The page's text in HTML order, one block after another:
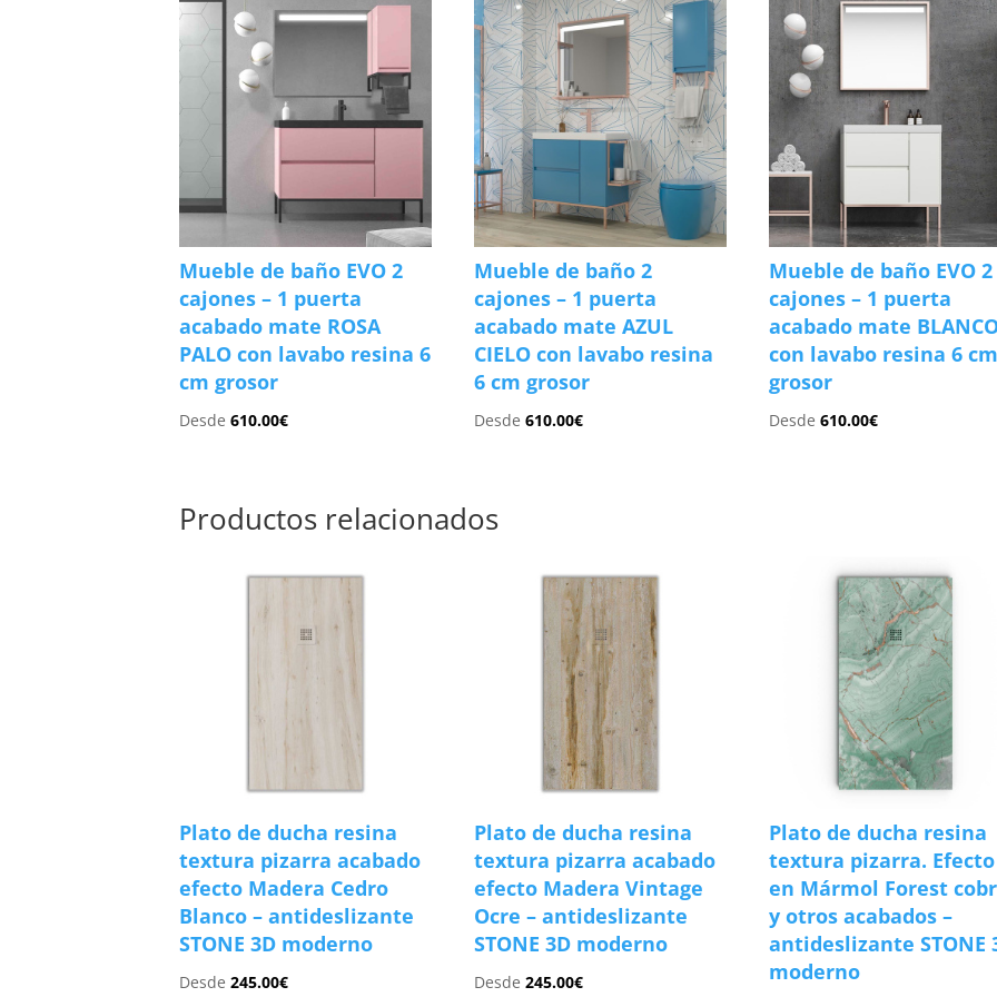
Mueble de baño EVO 2
cajones – 1 puerta
acabado mate ROSA
PALO con lavabo resina 6
cm grosor
Desde610.00€
Mueble de baño 2
cajones – 1 puerta
acabado mate AZUL
CIELO con lavabo resina
6 cm grosor
Desde610.00€
Mueble de baño EVO 2
cajones – 1 puerta
acabado mate
con lavabo resina 6
grosor
Desde610.00€
Productos relacionados
Plato de ducha resina
textura pizarra acabado
efecto Madera Cedro
Blanco – antideslizante
STONE 3D moderno
Desde245.00€
Plato de ducha resina
textura pizarra acabado
efecto Madera Vintage
Ocre – antideslizante
STONE 3D moderno
Desde245.00€
Plato de ducha resina
textura pizarra. Efecto
en Mármol Forest
y otros acabados –
antideslizante STONE
moderno